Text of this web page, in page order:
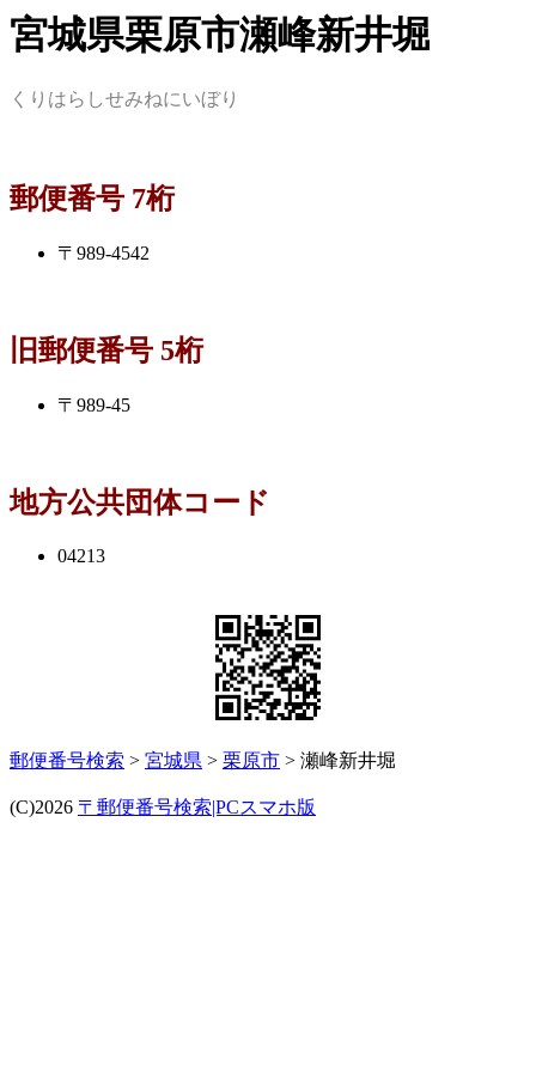
宮城県栗原市瀬峰新井堀
くりはらしせみねにいぼり
郵便番号 7桁
〒989-4542
旧郵便番号 5桁
〒989-45
地方公共団体コード
04213
郵便番号検索 > 宮城県 > 栗原市 > 瀬峰新井堀
(C)2026 〒郵便番号検索|PCスマホ版